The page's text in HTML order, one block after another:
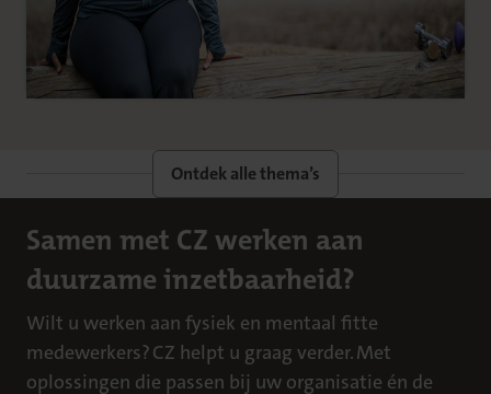
Ontdek alle thema’s
Samen met CZ werken aan
duurzame inzetbaarheid?
Wilt u werken aan fysiek en mentaal fitte
medewerkers? CZ helpt u graag verder. Met
oplossingen die passen bij uw organisatie én de